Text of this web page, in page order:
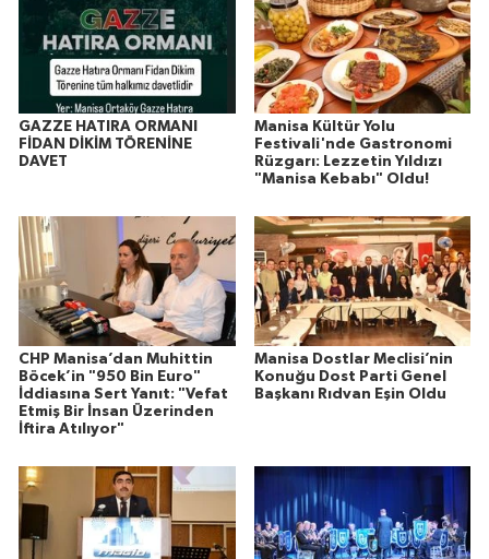
GAZZE HATIRA ORMANI
FİDAN DİKİM TÖRENİNE
DAVET
Manisa Kültür Yolu
Festivali'nde Gastronomi
Rüzgarı: Lezzetin Yıldızı
"Manisa Kebabı" Oldu!
CHP Manisa’dan Muhittin
Böcek’in "950 Bin Euro"
İddiasına Sert Yanıt: "Vefat
Etmiş Bir İnsan Üzerinden
İftira Atılıyor"
Manisa Dostlar Meclisi’nin
Konuğu Dost Parti Genel
Başkanı Rıdvan Eşin Oldu